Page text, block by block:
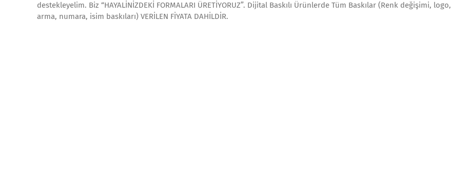
destekleyelim. Biz “HAYALİNİZDEKİ FORMALARI ÜRETİYORUZ”. Dijital Baskılı Ürünlerde Tüm Baskılar (Renk değişimi, logo,
arma, numara, isim baskıları) VERİLEN FİYATA DAHİLDİR.